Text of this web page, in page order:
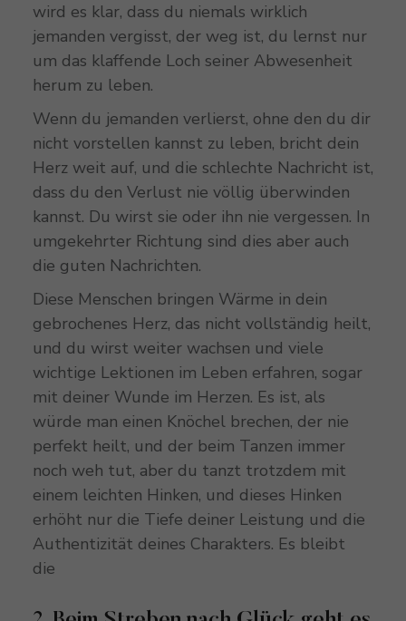
wird es klar, dass du niemals wirklich
jemanden vergisst, der weg ist, du lernst nur
um das klaffende Loch seiner Abwesenheit
herum zu leben.
Wenn du jemanden verlierst, ohne den du dir
nicht vorstellen kannst zu leben, bricht dein
Herz weit auf, und die schlechte Nachricht ist,
dass du den Verlust nie völlig überwinden
kannst. Du wirst sie oder ihn nie vergessen. In
umgekehrter Richtung sind dies aber auch
die guten Nachrichten.
Diese Menschen bringen Wärme in dein
gebrochenes Herz, das nicht vollständig heilt,
und du wirst weiter wachsen und viele
wichtige Lektionen im Leben erfahren, sogar
mit deiner Wunde im Herzen. Es ist, als
würde man einen Knöchel brechen, der nie
perfekt heilt, und der beim Tanzen immer
noch weh tut, aber du tanzt trotzdem mit
einem leichten Hinken, und dieses Hinken
erhöht nur die Tiefe deiner Leistung und die
Authentizität deines Charakters. Es bleibt
die